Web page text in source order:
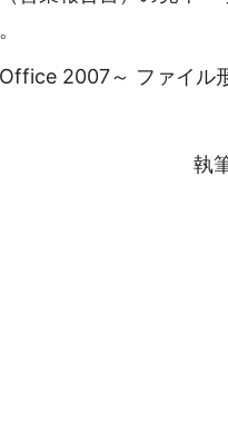
Office 2007～ ファイル
執